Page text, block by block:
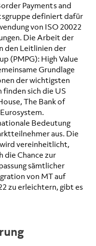
Payments and
definiert dafür
von ISO 20022
Die Arbeit der
den Leitlinien der
(PMPG): High Value
Grundlage
der wichtigsten
sich die US
The Bank of
Bedeutung
aus. Die
vereinheitlicht,
die Chance zur
sämtlicher
von MT auf
zu erleichtern, gibt es